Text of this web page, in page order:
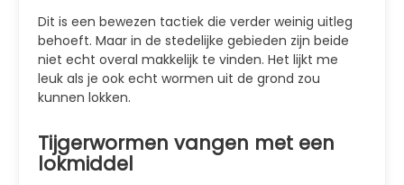
Dit is een bewezen tactiek die verder weinig uitleg
behoeft. Maar in de stedelijke gebieden zijn beide
niet echt overal makkelijk te vinden. Het lijkt me
leuk als je ook echt wormen uit de grond zou
kunnen lokken.
Tijgerwormen vangen met een
lokmiddel